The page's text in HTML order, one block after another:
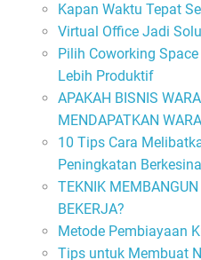
Kapan Waktu Tepat
Virtual Office Jadi
Pilih Coworking
Lebih Produktif
APAKAH BISNIS
MENDAPATKAN
10 Tips Cara
Peningkatan
TEKNIK
BEKERJA?
Metode Pembiayaan
Tips untuk Membuat